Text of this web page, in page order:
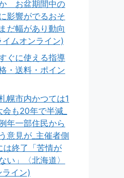
お盆期間中の
影響がでるおそ
だ幅があり動向
ムオンライン)
ぐに使える指導
・送料・ポイン
幌市内かつては1
も20年で半減_
年一部住民から
意見が_主催者側
は終了「苦情が
い」〈北海道〉
イン)